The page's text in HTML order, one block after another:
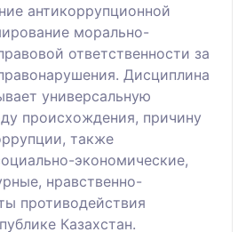
антикоррупционной
морально-
ответственности за
Дисциплина
универсальную
происхождения, причину
также
экономические,
нравственно-
противодействия
Казахстан.